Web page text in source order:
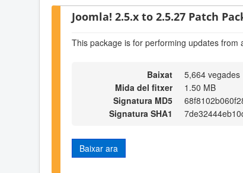
Joomla! 2.5.x to 2.5.27 Patch
This package is for performing updates
Baixat
5,664 vegades
Mida del fitxer
1.50 MB
Signatura MD5
Signatura SHA1
Baixar ara